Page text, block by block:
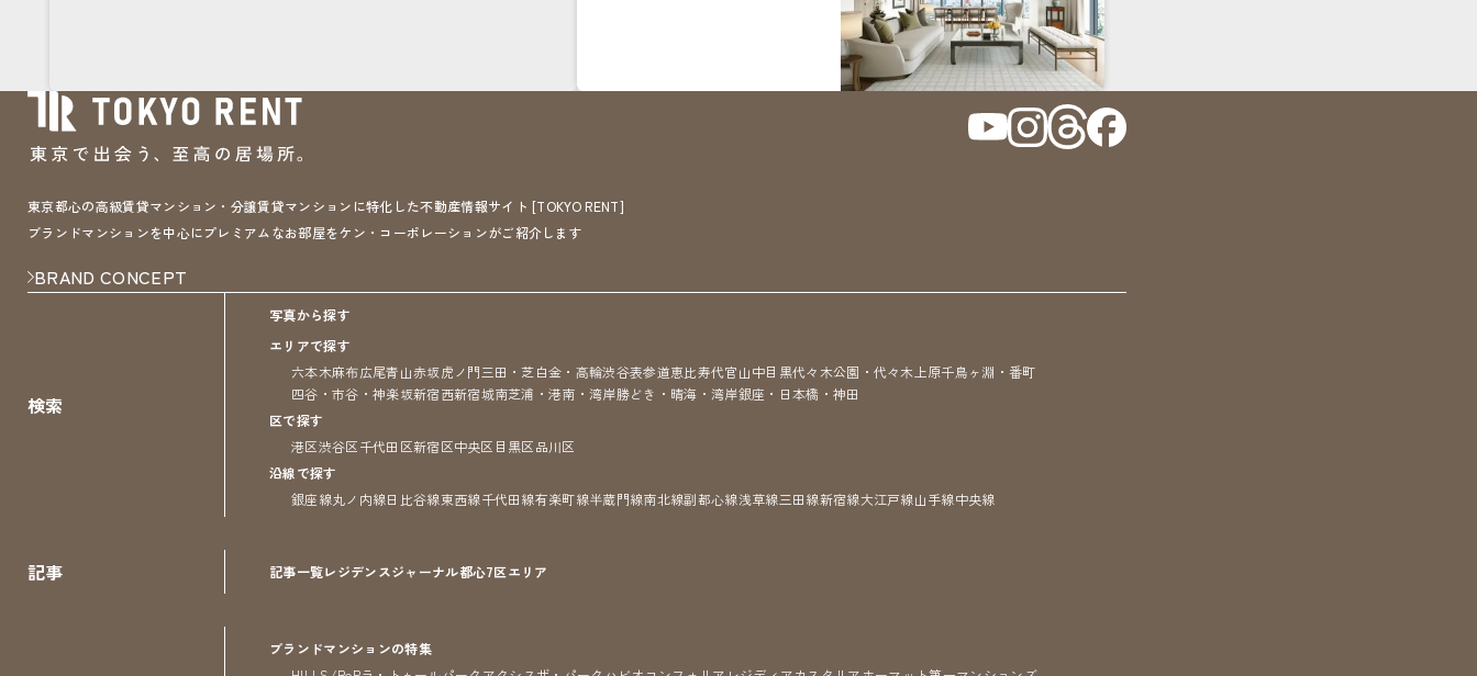
東京都心の高級賃貸マンション・分譲賃貸マンションに特化した不動産情報サイト [TOKYO RENT]
ブランドマンションを中心にプレミアムなお部屋をケン・コーポレーションがご紹介します
BRAND CONCEPT
検索
写真から探す
エリアで探す
六本木麻布広尾青山赤坂虎ノ門三田・芝白金・高輪渋谷表参道恵比寿代官山中目黒代々木公園・代々木上原千鳥ヶ淵・番町
四谷・市谷・神楽坂新宿西新宿城南芝浦・港南・湾岸勝どき・晴海・湾岸銀座・日本橋・神田
区で探す
港区渋谷区千代田区新宿区中央区 目黒区品川区
沿線で探す
銀座線丸ノ内線日比谷線東西線千代田線有楽町線半蔵門線南北線副都心線浅草線三田線新宿線大江戸線山手線中央線
記事 記事一覧レジデンスジャーナル都心7区エリア
ブランドマンションの特集